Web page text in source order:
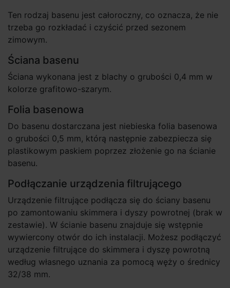
Ten rodzaj basenu jest całoroczny, co oznacza, że nie
trzeba go rozkładać i czyścić przed sezonem
zimowym.
Ściana basenu
Ściana wykonana jest z blachy o grubości 0,4 mm w
kolorze grafitowo-szarym.
Folia basenowa
Do basenu dostarczana jest niebieska folia basenowa
o grubości 0,5 mm, którą następnie zabezpiecza się
plastikowym paskiem poprzez złożenie go na ścianie
basenu.
Podłączanie urządzenia filtrującego
Urządzenie filtrujące podłącza się do ściany basenu
po zamontowaniu skimmera i dyszy powrotnej (brak w
zestawie). W ścianie basenu znajduje się wstępnie
wywiercony otwór do ich instalacji. Możesz podłączyć
urządzenie filtrujące do skimmera i dyszę powrotną
według własnego uznania za pomocą węży o średnicy
32/38 mm.